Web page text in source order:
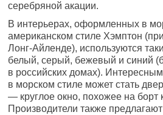
серебряной акации.
В интерьерах, оформленных в
американском стиле Хэмптон
Лонг-Айленде), используются
белый, серый, бежевый и синий
в российских домах).
в морском стиле может стать
— круглое окно, похожее на борт
Производители также